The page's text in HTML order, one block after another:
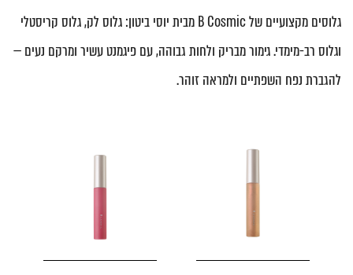
גלוסים מקצועיים של B Cosmic מבית יוסי ביטון: גלוס לק, גלוס קריסטלי
וגלוס רב-מימדי. גימור מבריק ולחות גבוהה, עם פיגמנט עשיר ומרקם נעים —
להגברת נפח השפתיים ולמראה זוהר.